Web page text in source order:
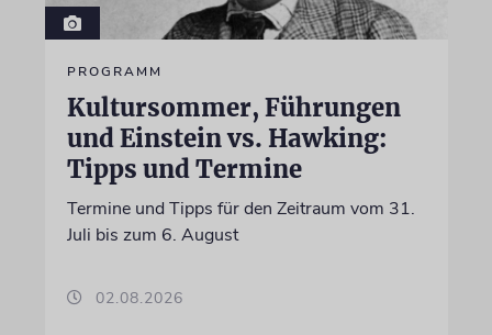
PROGRAMM
Kultursommer, Führungen
und Einstein vs. Hawking:
Tipps und Termine
Termine und Tipps für den Zeitraum vom 31.
Juli bis zum 6. August
02.08.2026